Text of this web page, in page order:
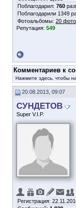
Поблагодарил: 760
Поблагодарили 1349
Фотоальбомы: 20 фото
Репутация: 549
Комментариев к
Нажмите здесь, чтобы
20.08.2013, 09:07
СУНДЕТОВ
Super V.I.P.
Регистрация: